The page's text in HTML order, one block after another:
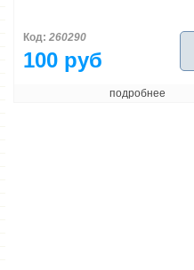
Код: 260290
100 руб
подробнее